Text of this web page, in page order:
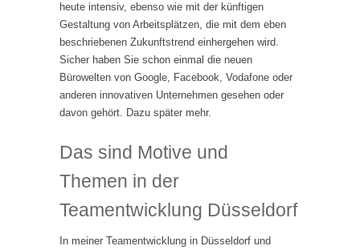
heute intensiv, ebenso wie mit der künftigen
Gestaltung von Arbeitsplätzen, die mit dem eben
beschriebenen Zukunftstrend einhergehen wird.
Sicher haben Sie schon einmal die neuen
Bürowelten von Google, Facebook, Vodafone oder
anderen innovativen Unternehmen gesehen oder
davon gehört. Dazu später mehr.
Das sind Motive und
Themen in der
Teamentwicklung Düsseldorf
In meiner Teamentwicklung in Düsseldorf und